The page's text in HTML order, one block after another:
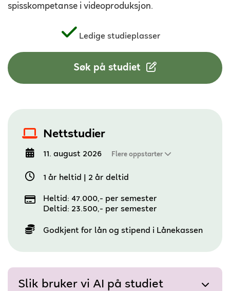
spisskompetanse i videoproduksjon.
Ledige studieplasser
Søk på studiet
Nettstudier
11. august 2026 Flere oppstarter
1 år heltid 2 år deltid
Heltid: 47.000,- per semester
Deltid: 23.500,- per semester
Godkjent for lån og stipend i Lånekassen
Slik bruker vi AI på studiet